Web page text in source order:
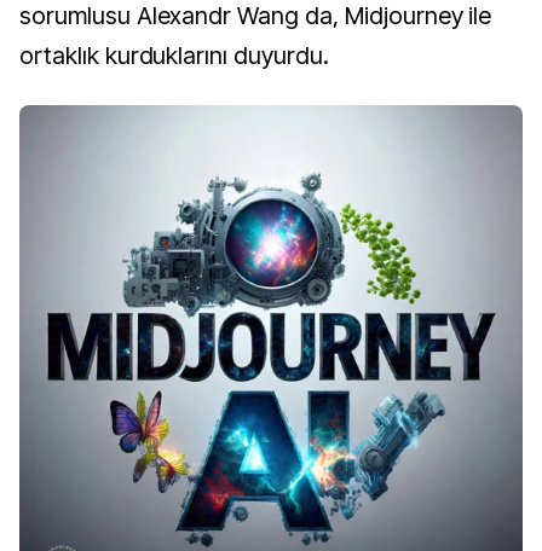
sorumlusu Alexandr Wang da, Midjourney ile
ortaklık kurduklarını duyurdu.